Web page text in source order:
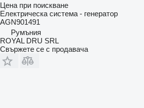
Цена при поискване
Електрическа система - генератор
AGN901491
Румъния
ROYAL DRU SRL
Свържете се с продавача